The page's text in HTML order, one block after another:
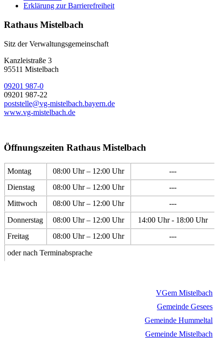
Erklärung zur Barrierefreiheit
Rathaus Mistelbach
Sitz der Verwaltungsgemeinschaft
Kanzleistraße 3
95511 Mistelbach
09201 987-0
09201 987-22
poststelle@vg-mistelbach.bayern.de
www.vg-mistelbach.de
Öffnungszeiten Rathaus Mistelbach
Montag 08:00 Uhr – 12:00 Uhr
---
Dienstag
08:00 Uhr – 12:00 Uhr
---
Mittwoch
08:00 Uhr – 12:00 Uhr
---
Donnerstag
08:00 Uhr – 12:00 Uhr
14:00 Uhr - 18:00 Uhr
Freitag
08:00 Uhr – 12:00 Uhr
---
oder nach Terminabsprache
VGem Mistelbach
Gemeinde Gesees
Gemeinde Hummeltal
Gemeinde Mistelbach